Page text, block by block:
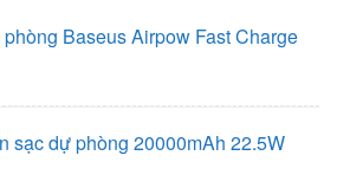
Baseus Airpow Fast Charge
sạc dự phòng 20000mAh 22.5W